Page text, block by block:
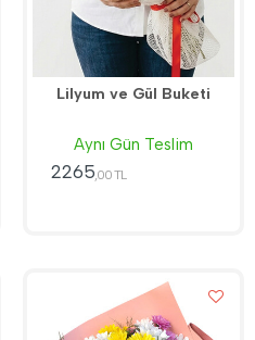
Lilyum ve Gül Buketi
Aynı Gün Teslim
2265,00 TL